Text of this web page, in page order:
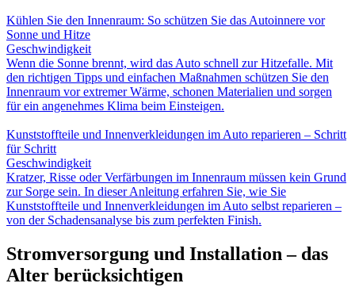
Kühlen Sie den Innenraum: So schützen Sie das Autoinnere vor
Sonne und Hitze
Geschwindigkeit
Wenn die Sonne brennt, wird das Auto schnell zur Hitzefalle. Mit
den richtigen Tipps und einfachen Maßnahmen schützen Sie den
Innenraum vor extremer Wärme, schonen Materialien und sorgen
für ein angenehmes Klima beim Einsteigen.
Kunststoffteile und Innenverkleidungen im Auto reparieren – Schritt
für Schritt
Geschwindigkeit
Kratzer, Risse oder Verfärbungen im Innenraum müssen kein Grund
zur Sorge sein. In dieser Anleitung erfahren Sie, wie Sie
Kunststoffteile und Innenverkleidungen im Auto selbst reparieren –
von der Schadensanalyse bis zum perfekten Finish.
Stromversorgung und Installation – das
Alter berücksichtigen